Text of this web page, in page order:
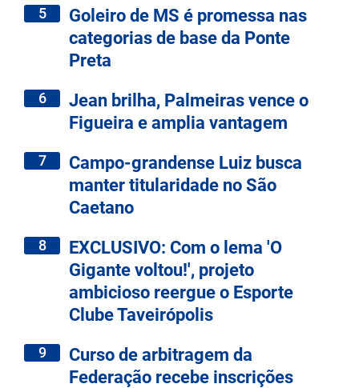
5
Goleiro de MS é promessa nas
categorias de base da Ponte
Preta
6
Jean brilha, Palmeiras vence o
Figueira e amplia vantagem
7
Campo-grandense Luiz busca
manter titularidade no São
Caetano
8
EXCLUSIVO: Com o lema 'O
Gigante voltou!', projeto
ambicioso reergue o Esporte
Clube Taveirópolis
9
Curso de arbitragem da
Federação recebe inscrições